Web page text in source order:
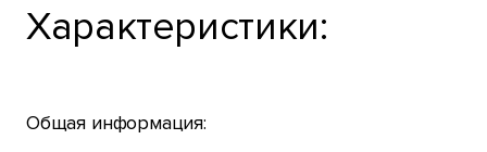
Характеристики:
Общая информация: